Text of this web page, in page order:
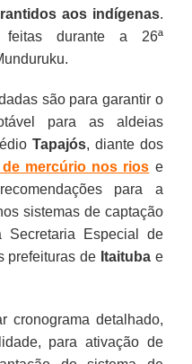
aos indígenas.
feitas durante a 26ª
são para garantir o
para as aldeias
Tapajós, diante dos
mercúrio nos rios e
para a
sistemas de captação
Especial de
prefeituras de Itaitubae
cronograma detalhado,
para ativação de